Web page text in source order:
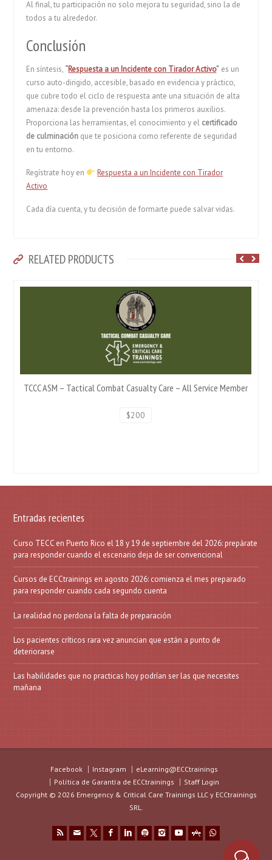
Al final, tu participación no solo mejora tu seguridad, sino la de
todos a tu alrededor.
Conclusión
En síntesis, “Respuesta a un Incidente con Tirador Activo” es un
curso auto-dirigido, accesible, basado en evidencia y práctico,
que cubre todo el ciclo de respuesta ante una situación de alta
amenaza: desde la prevención hasta los primeros auxilios.
Proporciona las herramientas, el conocimiento y el certificado
de culminación que te posiciona como referente de seguridad
en tu entorno.
Regístrate hoy en
Respuesta a un Incidente con Tirador
Activo
Cada día cuenta, y tu decisión de formarte puede salvar vidas.
RELATED PRODUCTS
TCCC ASM – Tactical Combat Casualty Care – All Service Member
$200
Entradas recientes
Curso TECC en Puerto Rico el 18 y 19 de septiembre del 2026: prepárate
para responder cuando el escenario deja de ser convencional
Cursos de ECCtrainings en agosto 2026: comienza el mes preparado
para responder cuando cada segundo cuenta
La realidad no perdona la falta de preparación
Los pacientes críticos rara vez anuncian que están a punto de
deteriorarse
Las habilidades que no practicas hoy podrían ser las que necesites
mañana
Facebook Instagram
eLearning@ECCtrainings
Política de Garantía de ECCtrainings
Staff Login
Copyright © 2026 Emergency & Critical Care Trainings LLC y ECCtrainings
SRL.